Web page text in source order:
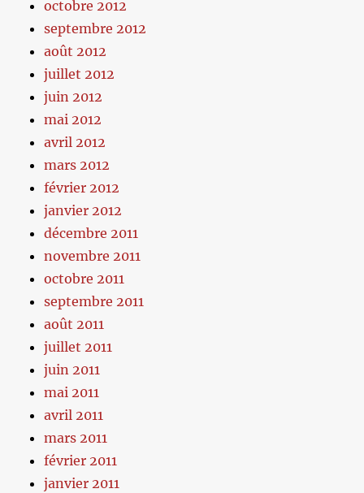
octobre 2012
septembre 2012
août 2012
juillet 2012
juin 2012
mai 2012
avril 2012
mars 2012
février 2012
janvier 2012
décembre 2011
novembre 2011
octobre 2011
septembre 2011
août 2011
juillet 2011
juin 2011
mai 2011
avril 2011
mars 2011
février 2011
janvier 2011